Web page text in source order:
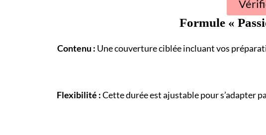
Formule «
Contenu : Une couverture ciblée incluant vos
Flexibilité :Cette durée est ajustable pour s’adapter